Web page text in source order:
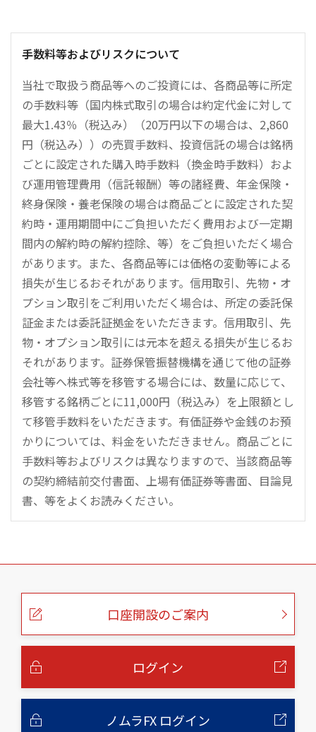
手数料等およびリスクについて
当社で取扱う商品等へのご投資には、各商品等に所定
の手数料等（国内株式取引の場合は約定代金に対して
最大1.43％（税込み）（20万円以下の場合は、2,860
円（税込み））の売買手数料、投資信託の場合は銘柄
ごとに設定された購入時手数料（換金時手数料）およ
び運用管理費用（信託報酬）等の諸経費、年金保険・
終身保険・養老保険の場合は商品ごとに設定された契
約時・運用期間中にご負担いただく費用および一定期
間内の解約時の解約控除、等）をご負担いただく場合
があります。また、各商品等には価格の変動等による
損失が生じるおそれがあります。信用取引、先物・オ
プション取引をご利用いただく場合は、所定の委託保
証金または委託証拠金をいただきます。信用取引、先
物・オプション取引には元本を超える損失が生じるお
それがあります。証券保管振替機構を通じて他の証券
会社等へ株式等を移管する場合には、数量に応じて、
移管する銘柄ごとに11,000円（税込み）を上限額とし
て移管手数料をいただきます。有価証券や金銭のお預
かりについては、料金をいただきません。商品ごとに
手数料等およびリスクは異なりますので、当該商品等
の契約締結前交付書面、上場有価証券等書面、目論見
書、等をよくお読みください。
こ
口座開設のご案内
ログイン
ノムラFX ログイン